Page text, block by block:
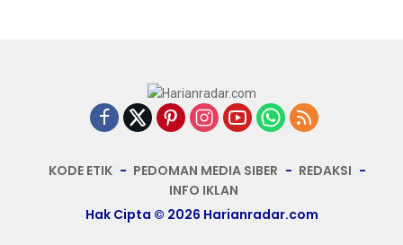
KODE ETIK PEDOMAN MEDIA SIBER
REDAKSI
INFO IKLAN
Hak Cipta © 2026 Harianradar.com